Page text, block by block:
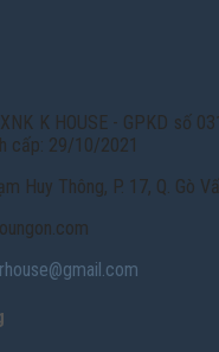
K HOUSE - GPKD số
cấp: 29/10/2021
Huy Thông, P. 17, Q. Gò